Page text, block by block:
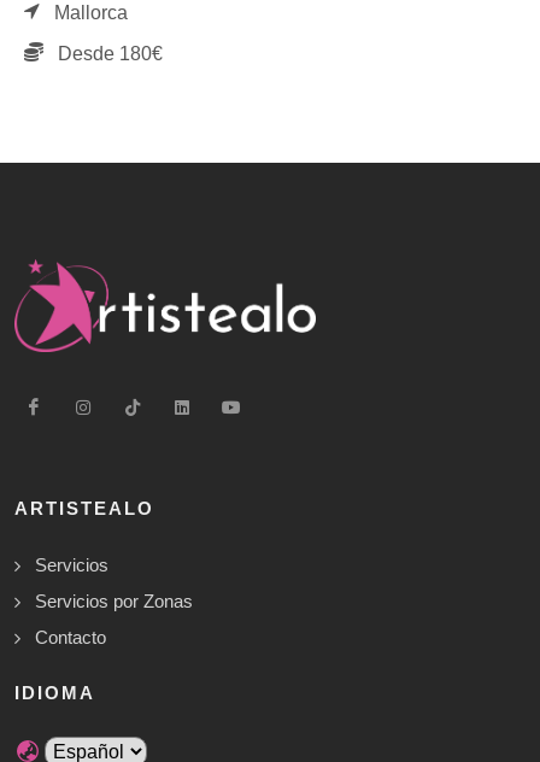
Mallorca
Desde 180€
ARTISTEALO
Servicios
Servicios por Zonas
Contacto
IDIOMA